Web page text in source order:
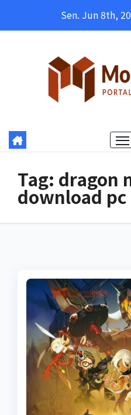
Sen. Jun 8th,
Tag: dragon
download pc